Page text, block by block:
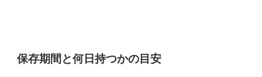
保存期間と何日持つかの目安